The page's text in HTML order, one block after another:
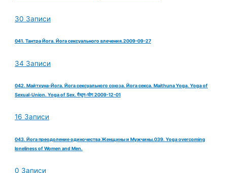
30 Записи
041. Тантра Йога. Йога сексуального влечения.2009-09-27
34 Записи
042. Майтхуна-Йога. Йога сексуального союза. Йога секса. Maithuna Yoga. Yoga of
Sexual-Union. Yoga of Sex. मैथुन-योग 2009-12-01
16 Записи
043. Йога преодоление одиночества Женщины и Мужчины.039. Yoga overcoming
loneliness of Women and Men.
0 Записи